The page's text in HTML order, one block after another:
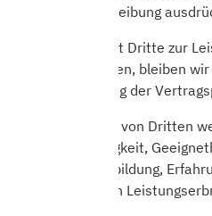
Leistungsbeschreibung
Wenn und soweit Dritte zur
eingesetzt werden, bleiben
für die Erbringung der
Vor dem Einsatz von Dritten
ihrer Zuverlässigkeit,
beruflichen Ausbildung,
vertragsmäßigen